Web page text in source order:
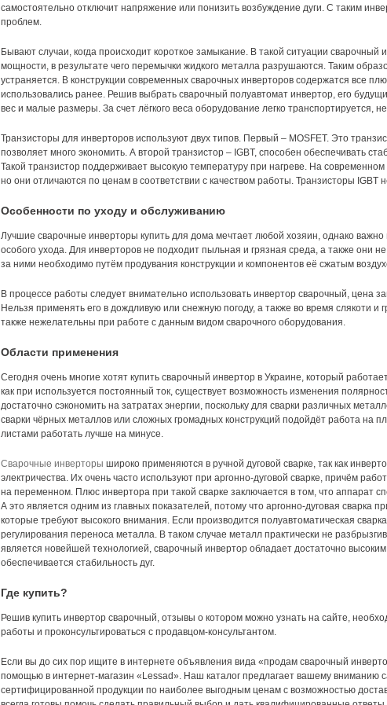
самостоятельно отключит напряжение или понизить возбуждение дуги. С таким
проблем.
Бывают случаи, когда происходит короткое замыкание. В такой ситуации сварочный
мощности, в результате чего перемычки жидкого металла разрушаются. Таким
устраняется. В конструкции современных сварочных инверторов содержатся все
использовались ранее. Решив выбрать сварочный полуавтомат инвертор, его
вес и малые размеры. За счет лёгкого веса оборудование легко транспортируется,
Транзисторы для инверторов используют двух типов. Первый – MOSFET. Это
позволяет много экономить. А второй транзистор – IGBT, способен обеспечивать
Такой транзистор поддерживает высокую температуру при нагреве. На
но они отличаются по ценам в соответствии с качеством работы. Транзисторы IGBT
Особенности по уходу и обслуживанию
Лучшие сварочные инверторы купить для дома мечтает любой хозяин, однако
особого ухода. Для инверторов не подходит пыльная и грязная среда, а также они
за ними необходимо путём продувания конструкции и компонентов её сжатым
В процессе работы следует внимательно использовать инвертор сварочный, цена
Нельзя применять его в дождливую или снежную погоду, а также во время слякоти и
также нежелательны при работе с данным видом сварочного оборудования.
Области применения
Сегодня очень многие хотят купить сварочный инвертор в Украине, который
как при используется постоянный ток, существует возможность изменения
достаточно сэкономить на затратах энергии, поскольку для сварки различных
сварки чёрных металлов или сложных громадных конструкций подойдёт работа на
листами работать лучше на минусе.
Сварочные инверторы широко применяются в ручной дуговой сварке, так как
электричества. Их очень часто используют при аргонно-дуговой сварке, причём
на переменном. Плюс инвертора при такой сварке заключается в том, что аппарат
А это является одним из главных показателей, потому что аргонно-дуговая сварка
которые требуют высокого внимания. Если производится полуавтоматическая
регулирования переноса металла. В таком случае металл практически не
является новейшей технологией, сварочный инвертор обладает достаточно
обеспечивается стабильность дуг.
Где купить?
Решив купить инвертор сварочный, отзывы о котором можно узнать на сайте,
работы и проконсультироваться с продавцом-консультантом.
Если вы до сих пор ищите в интернете объявления вида «продам сварочный
помощью в интернет-магазин «Lessad». Наш каталог предлагает вашему вниманию
сертифицированной продукции по наиболее выгодным ценам с возможностью